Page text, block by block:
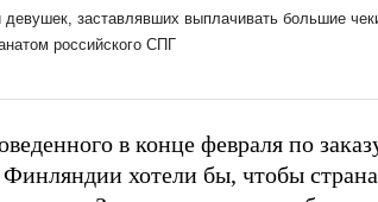
в конце февраля по
хотели бы, чтобы